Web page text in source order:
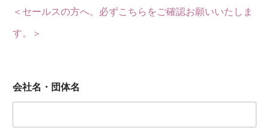
＜セールスの方へ。必ずこちらをご確認お願いいたしま
す。＞
会社名・団体名